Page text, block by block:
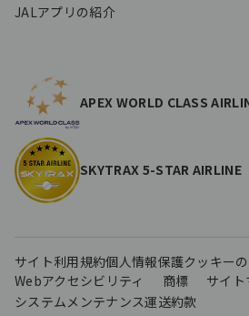
JALアプリの紹介
APEX WORLD CLASS
SKYTRAX 5-STAR AIRLINE
サイト利用規約個人情報保護クッキー
Webアクセシビリティ
商標
サイ
システムメンテナンス運送約款